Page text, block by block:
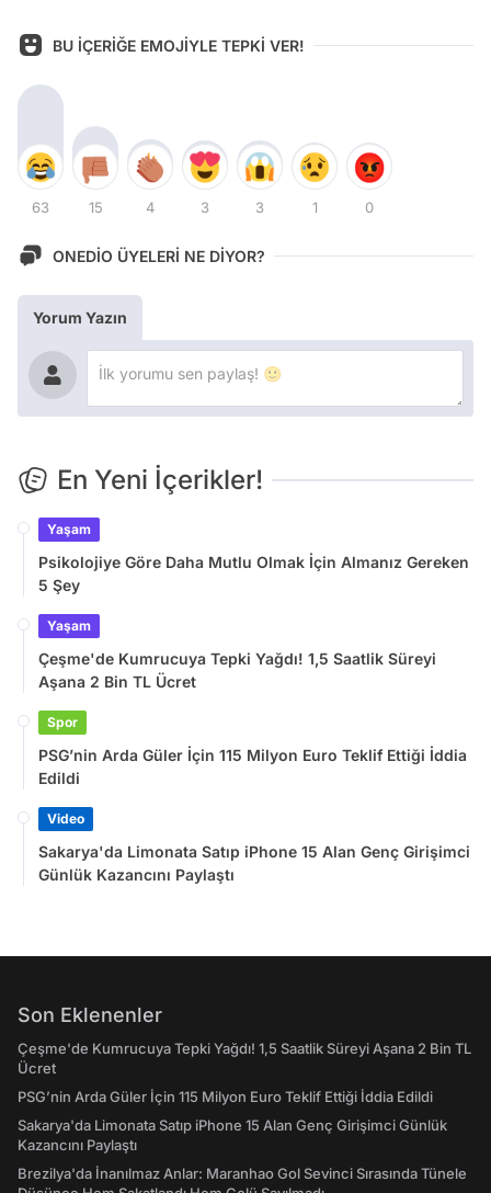
BU İÇERİĞE EMOJİYLE TEPKİ VER!
63 15 4 3 3 1 0
ONEDİO ÜYELERİ NE DİYOR?
Yorum Yazın
En Yeni İçerikler!
Yaşam
Psikolojiye Göre Daha Mutlu Olmak İçin Almanız Gereken
5 Şey
Yaşam
Çeşme'de Kumrucuya Tepki Yağdı! 1,5 Saatlik Süreyi
Aşana 2 Bin TL Ücret
Spor
PSG’nin Arda Güler İçin 115 Milyon Euro Teklif Ettiği İddia
Edildi
Video
Sakarya'da Limonata Satıp iPhone 15 Alan Genç Girişimci
Günlük Kazancını Paylaştı
Son Eklenenler
Çeşme'de Kumrucuya Tepki Yağdı! 1,5 Saatlik Süreyi Aşana 2 Bin TL
Ücret
PSG’nin Arda Güler İçin 115 Milyon Euro Teklif Ettiği İddia Edildi
Sakarya'da Limonata Satıp iPhone 15 Alan Genç Girişimci Günlük
Kazancını Paylaştı
Brezilya'da İnanılmaz Anlar: Maranhao Gol Sevinci Sırasında Tünele